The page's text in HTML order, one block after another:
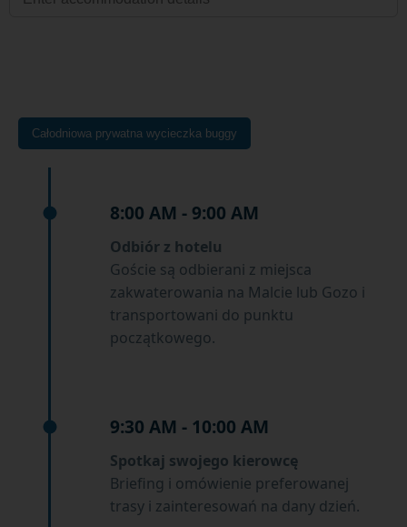
Całodniowa prywatna wycieczka buggy
8:00 AM - 9:00 AM
Odbiór z hotelu
Goście są odbierani z miejsca
zakwaterowania na Malcie lub Gozo i
transportowani do punktu
początkowego.
9:30 AM - 10:00 AM
Spotkaj swojego kierowcę
Briefing i omówienie preferowanej
trasy i zainteresowań na dany dzień.